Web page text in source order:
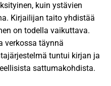
kuin ystävien
Kirjailijan taito yhdistää
on todella vaikuttava.
verkossa täynnä
tuntui kirjan ja
sattumakohdista.